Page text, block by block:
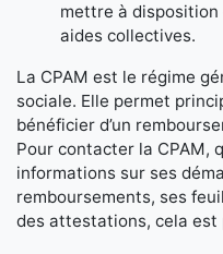
mettre à
aides collectives.
La CPAM est le régime
sociale. Elle permet
bénéficier d’un
Pour contacter la CPAM,
informations sur ses
remboursements, ses
des attestations, cela est